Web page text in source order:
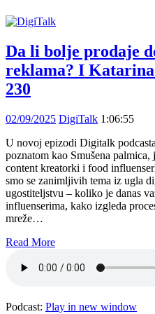
Da li bolje prodaje
reklama? I
230
02/09/2025 DigiTalk 1:06:55
U novoj epizodi Digitalk
poznatom kao Smušena
content kreatorki i food
smo se zanimljivih tema iz ugla
ugostiteljstvu – koliko je danas
influenserima, kako izgleda
mreže…
Read More
Podcast: Play in new window